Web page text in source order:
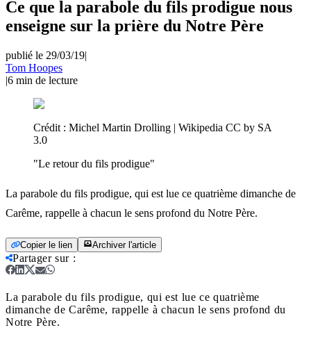
Ce que la parabole du fils prodigue nous
enseigne sur la prière du Notre Père
publié le 29/03/19|
Tom Hoopes
|6 min de lecture
Crédit : Michel Martin Drolling | Wikipedia CC by SA
3.0
"Le retour du fils prodigue"
La parabole du fils prodigue, qui est lue ce quatrième dimanche de
Carême, rappelle à chacun le sens profond du Notre Père.
Copier le lien Archiver l'article
Partager sur:
La parabole du fils prodigue, qui est lue ce quatrième
dimanche de Carême, rappelle à chacun le sens profond du
Notre Père.